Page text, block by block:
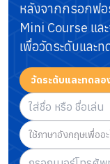
หลังจากกรอกฟอ
Mini Course แล
เพื่อวัดระดับและ
วัดระดับและทดล
ใช้ภาษาอังกฤษเพื่ออะ